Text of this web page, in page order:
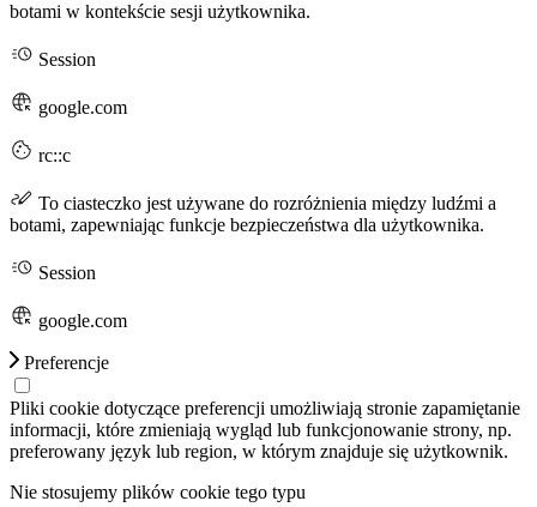
botami w kontekście sesji użytkownika.
Session
google.com
rc::c
To ciasteczko jest używane do rozróżnienia między ludźmi a
botami, zapewniając funkcje bezpieczeństwa dla użytkownika.
Session
google.com
Preferencje
Pliki cookie dotyczące preferencji umożliwiają stronie zapamiętanie
informacji, które zmieniają wygląd lub funkcjonowanie strony, np.
preferowany język lub region, w którym znajduje się użytkownik.
Nie stosujemy plików cookie tego typu